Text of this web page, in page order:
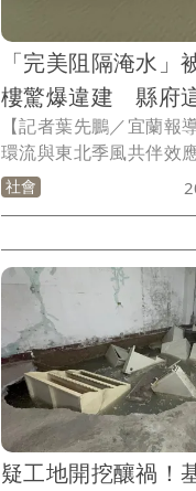
「完美阻隔淹水」
樓驚爆違建 縣府
【記者葉先鵬／宜蘭報
環流與東北季風共伴效
導致宜蘭地區多處出現
宅、知名飯店等都陸續
水患，乾溼對比畫面曝
熱議，但近日傳出原來
200多平方公尺曾被縣
築，去年已開出違章建
社會
疑工地開挖釀禍！